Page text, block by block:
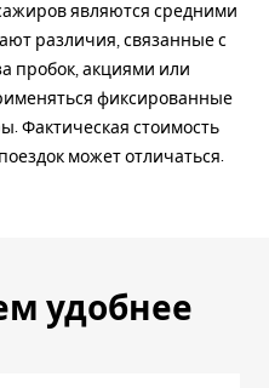
являются средними
различия, связанные с
пробок, акциями или
фиксированные
Фактическая стоимость
может отличаться.
удобнее